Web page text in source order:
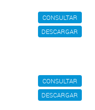
CONSULTAR
DESCARGAR
CONSULTAR
DESCARGAR